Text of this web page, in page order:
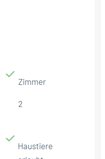
Zimmer
2
Haustiere